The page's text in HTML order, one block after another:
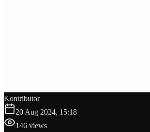
Kontributor
20 Aug 2024, 15:18
146 views